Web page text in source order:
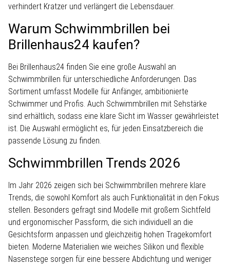
verhindert Kratzer und verlängert die Lebensdauer.
Warum Schwimmbrillen bei
Brillenhaus24 kaufen?
Bei Brillenhaus24 finden Sie eine große Auswahl an
Schwimmbrillen für unterschiedliche Anforderungen. Das
Sortiment umfasst Modelle für Anfänger, ambitionierte
Schwimmer und Profis. Auch Schwimmbrillen mit Sehstärke
sind erhältlich, sodass eine klare Sicht im Wasser gewährleistet
ist. Die Auswahl ermöglicht es, für jeden Einsatzbereich die
passende Lösung zu finden.
Schwimmbrillen Trends 2026
Im Jahr 2026 zeigen sich bei Schwimmbrillen mehrere klare
Trends, die sowohl Komfort als auch Funktionalität in den Fokus
stellen. Besonders gefragt sind Modelle mit großem Sichtfeld
und ergonomischer Passform, die sich individuell an die
Gesichtsform anpassen und gleichzeitig hohen Tragekomfort
bieten. Moderne Materialien wie weiches Silikon und flexible
Nasenstege sorgen für eine bessere Abdichtung und weniger